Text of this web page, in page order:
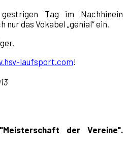
Tag im Nachhinein
das Vokabel „genial“ ein.
laufsport.com!
der Vereine".